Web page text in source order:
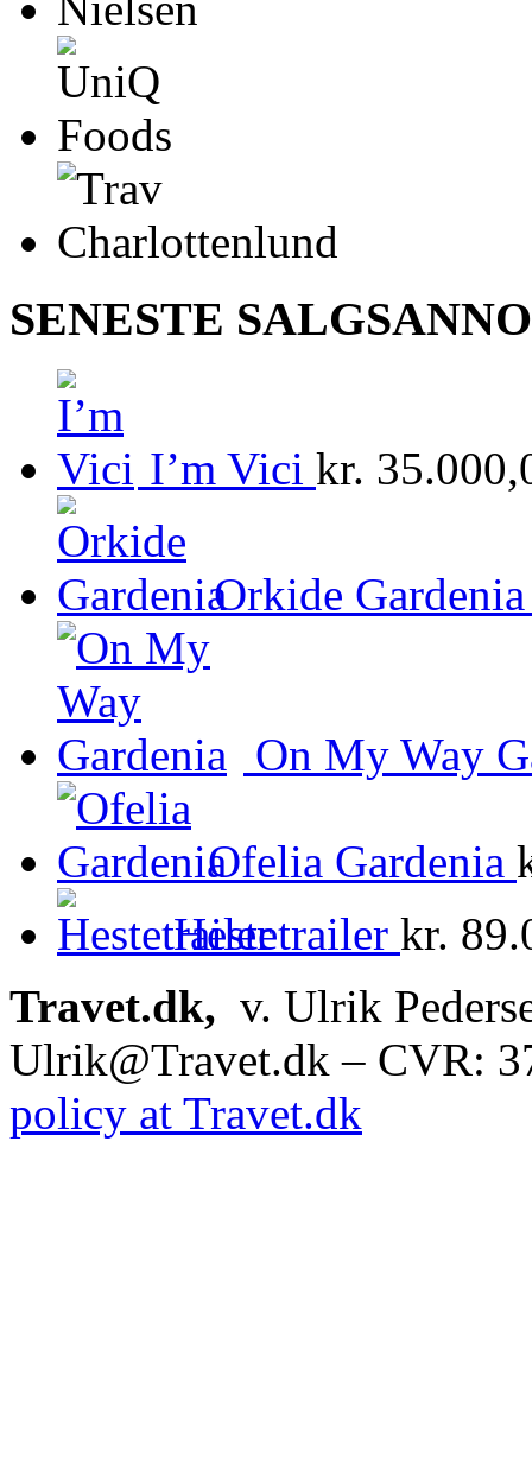
SENESTE
I’m Vici kr.
Orkide Gardenia
On My Way
Ofelia Gardenia
Hestetrailer kr.
Travet.dk, v. Ulrik
Ulrik@Travet.dk – CVR:
policy at Travet.dk